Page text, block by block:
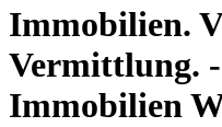
Immobilien.
Vermittlung.
Immobilien